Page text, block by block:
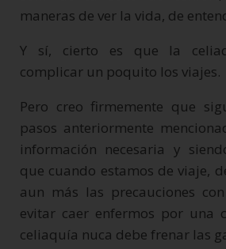
maneras de ver la vida, de
Y sí, cierto es que la
complicar un poquito los viajes.
Pero creo firmemente que
pasos anteriormente
información necesaria y
que cuando estamos de viaje,
aun más las precauciones
evitar caer enfermos por una
celiaquía nuca debe frenar las